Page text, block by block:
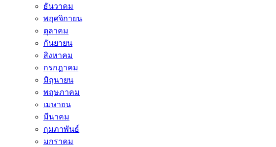
ธันวาคม
พฤศจิกายน
ตุลาคม
กันยายน
สิงหาคม
กรกฎาคม
มิถุนายน
พฤษภาคม
เมษายน
มีนาคม
กุมภาพันธ์
มกราคม